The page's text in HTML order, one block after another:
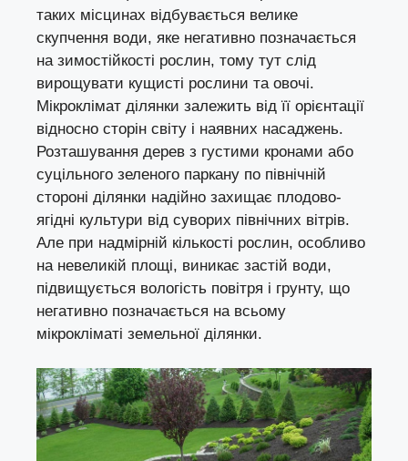
таких місцинах відбувається велике
скупчення води, яке негативно позначається
на зимостійкості рослин, тому тут слід
вирощувати кущисті рослини та овочі.
Мікроклімат ділянки залежить від її орієнтації
відносно сторін світу і наявних насаджень.
Розташування дерев з густими кронами або
суцільного зеленого паркану по північній
стороні ділянки надійно захищає плодово-
ягідні культури від суворих північних вітрів.
Але при надмірній кількості рослин, особливо
на невеликій площі, виникає застій води,
підвищується вологість повітря і грунту, що
негативно позначається на всьому
мікрокліматі земельної ділянки.